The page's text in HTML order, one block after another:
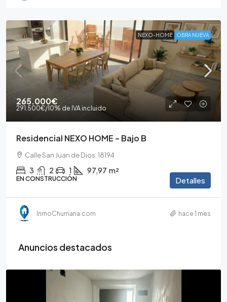
NEXO-HOME OBRA NUEVA
265.000€
291.500€/10% de IVA incluido
Residencial NEXO HOME – Bajo B
Calle San Juan de Dios, 18194
3 2 1 97,97 m²
EN CONSTRUCCIÓN Detalles
InmoChurriana.com hace 1 mes
Anuncios destacados